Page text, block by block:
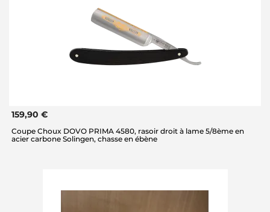
159,90 €
Coupe Choux DOVO PRIMA 4580, rasoir droit à lame 5/8ème en
acier carbone Solingen, chasse en ébène